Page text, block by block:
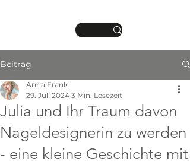
Beitrag
Julia und Ihr Traum davon
Nageldesignerin zu werden
- eine kleine Geschichte mit
Anna Frank
29. Juli 2024 3 Min. Lesezeit